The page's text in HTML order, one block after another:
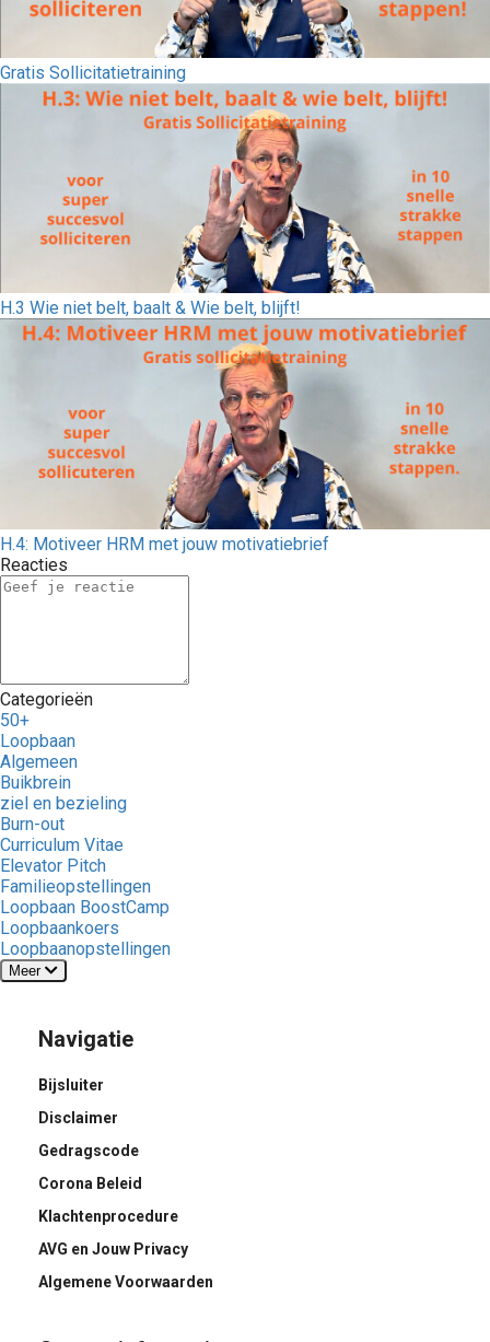
Gratis Sollicitatietraining
H.3 Wie niet belt, baalt & Wie belt, blijft!
H.4: Motiveer HRM met jouw motivatiebrief
Reacties
Categorieën
50+
Loopbaan
Algemeen
Buikbrein
ziel en bezieling
Burn-out
Curriculum Vitae
Elevator Pitch
Familieopstellingen
Loopbaan BoostCamp
Loopbaankoers
Loopbaanopstellingen
Meer
Navigatie
Bijsluiter
Disclaimer
Gedragscode
Corona Beleid
Klachtenprocedure
AVG en Jouw Privacy
Algemene Voorwaarden